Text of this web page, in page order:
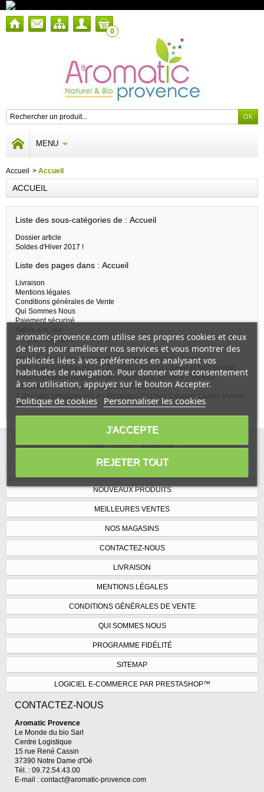
0
MENU
Accueil > Accueil
ACCUEIL
Liste des sous-catégories de : Accueil
Dossier article
Soldes d'Hiver 2017 !
Liste des pages dans : Accueil
Livraison
Mentions légales
Conditions générales de Vente
Qui Sommes Nous
Paiement sécurisé
Article a la une
Programme fidélité
Aide
Aromatic Provence change de peau pour mieux vous servir !
3 Marques prestigieuses en Promotion Melvita Lavera et Avril beauté
3 marques prestigieuses en promotion cette semaine ! Weleda
cosmétique, Avril Beauté et Couleur Caramel !
3 Marques prestigieuses en Promotion Couleur Caramel Lavera et Avril
beauté
NOUVEAUX PRODUITS
MEILLEURES VENTES
NOS MAGASINS
CONTACTEZ-NOUS
LIVRAISON
MENTIONS LÉGALES
CONDITIONS GÉNÉRALES DE VENTE
QUI SOMMES NOUS
PROGRAMME FIDÉLITÉ
SITEMAP
LOGICIEL E-COMMERCE PAR PRESTASHOP™
CONTACTEZ-NOUS
Aromatic Provence
Le Monde du bio Sarl
Centre Logistique
15 rue René Cassin
37390 Notre Dame d'Oé
Tél. : 09.72.54.43.00
E-mail : contact@aromatic-provence.com
aromatic-provence.com utilise ses propres cookies et ceux
de tiers pour améliorer nos services et vous montrer des
publicités liées à vos préférences en analysant vos
habitudes de navigation. Pour donner votre consentement
à son utilisation, appuyez sur le bouton Accepter.
Politique de cookies Personnaliser les cookies
REJETER TOUT
J'ACCEPTE